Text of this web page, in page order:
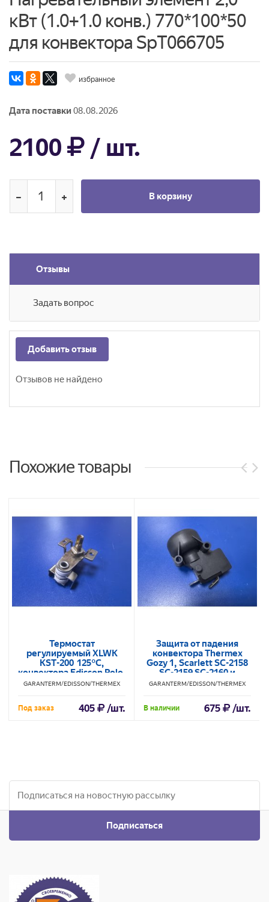
кВт (1.0+1.0 конв.) 770*100*50
для конвектора SpT066705
избранное
Дата поставки 08.08.2026
2100 / шт.
В корзину
Отзывы
Задать вопрос
Добавить отзыв
Отзывов не найдено
Похожие товары
Термостат
регулируемый XLWK
KST-200 125°С,
конвектора Edisson Polo,
Thermex Pronto
GARANTERM/EDISSON/THERMEX
Под заказ 405 /шт.
Защита от падения
конвектора Thermex
Gozy 1, Scarlett SC-2158
SC-2159 SC-2160 и
другие FD4 KW1-103H
GARANTERM/EDISSON/THERMEX
В наличии 675 /шт.
Подписаться